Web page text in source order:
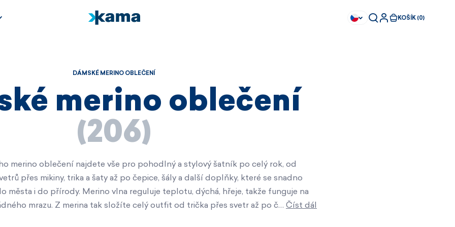
KOŠÍK (0)
DÁMSKÉ MERINO OBLEČENÍ
merino oblečení
(206)
merino oblečení najdete vše pro pohodlný a stylový šatník po celý rok, od
přes mikiny, trika a šaty až po čepice, šály a další doplňky, které se snadno
města i do přírody. Merino vlna reguluje teplotu, dýchá, hřeje, takže funguje na
mrazu. Z merina tak složíte celý outfit od trička přes svetr až po č… Číst dál
HOME
Kolekce ANDORRA
Nadační fond
Horské služby ČR -
Outlet
Kolekce ANDORRA
Nadační fond
Horské služby ČR -